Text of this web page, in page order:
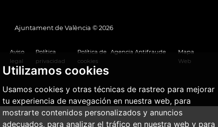
Utilizamos cookies
Usamos cookies y otras técnicas de rastreo para mejorar
tu experiencia de navegación en nuestra web, para
mostrarte contenidos personalizados y anuncios
adecuados, para analizar el tráfico en nuestra web y para
Ajuntament de València © 2026
Aviso
legal
Política
privacidad
Política de
cookies
Agencia Antifraude
Mapa
Web